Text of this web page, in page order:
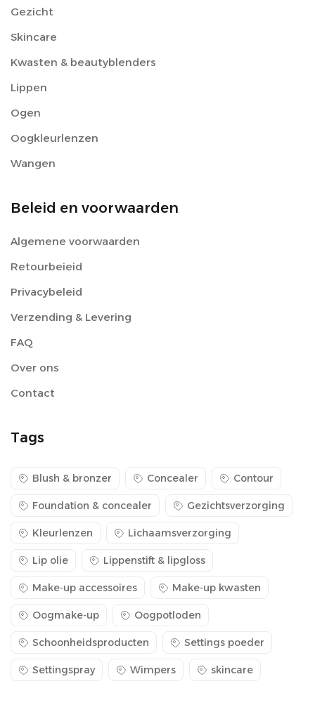
Gezicht
Skincare
Kwasten & beautyblenders
Lippen
Ogen
Oogkleurlenzen
Wangen
Beleid en voorwaarden
Algemene voorwaarden
Retourbeieid
Privacybeleid
Verzending & Levering
FAQ
Over ons
Contact
Tags
Blush & bronzer Concealer Contour
Foundation & concealer Gezichtsverzorging
Kleurlenzen Lichaamsverzorging
Lip olie Lippenstift & lipgloss
Make-up accessoires Make-up kwasten
Oogmake-up Oogpotloden
Schoonheidsproducten Settings poeder
Settingspray Wimpers skincare